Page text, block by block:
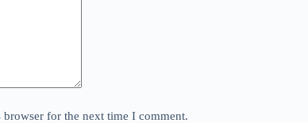
for the next time I comment.